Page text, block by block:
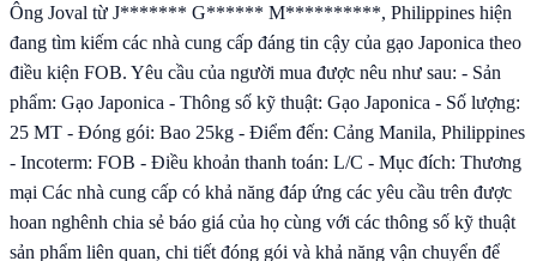
Ông Joval từ J******* G****** M**********, Philippines hiện
đang tìm kiếm các nhà cung cấp đáng tin cậy của gạo Japonica theo
điều kiện FOB. Yêu cầu của người mua được nêu như sau: - Sản
phẩm: Gạo Japonica - Thông số kỹ thuật: Gạo Japonica - Số lượng:
25 MT - Đóng gói: Bao 25kg - Điểm đến: Cảng Manila, Philippines
- Incoterm: FOB - Điều khoản thanh toán: L/C - Mục đích: Thương
mại Các nhà cung cấp có khả năng đáp ứng các yêu cầu trên được
hoan nghênh chia sẻ báo giá của họ cùng với các thông số kỹ thuật
sản phẩm liên quan, chi tiết đóng gói và khả năng vận chuyển để